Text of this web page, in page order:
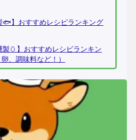
🐟】おすすめレシピランキング
製🥚】おすすめレシピランキン
、調味料など！）